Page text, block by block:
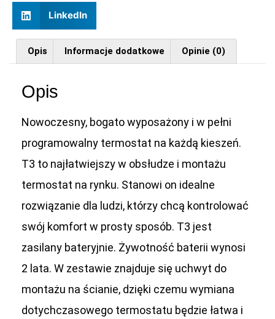
LinkedIn
Opis Informacje dodatkowe Opinie (0)
Opis
Nowoczesny, bogato wyposażony i w pełni
programowalny termostat na każdą kieszeń.
T3 to najłatwiejszy w obsłudze i montażu
termostat na rynku. Stanowi on idealne
rozwiązanie dla ludzi, którzy chcą kontrolować
swój komfort w prosty sposób. T3 jest
zasilany bateryjnie. Żywotność baterii wynosi
2 lata. W zestawie znajduje się uchwyt do
montażu na ścianie, dzięki czemu wymiana
dotychczasowego termostatu będzie łatwa i